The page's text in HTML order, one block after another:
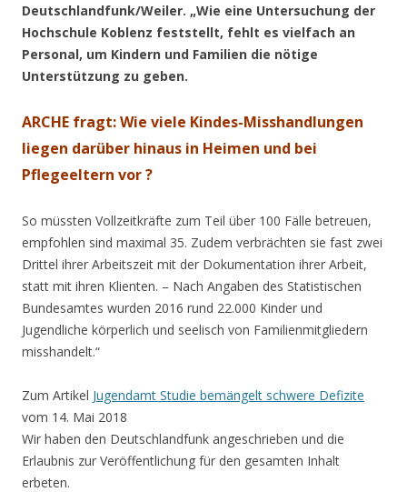
Deutschlandfunk/Weiler. „Wie eine Untersuchung der
Hochschule Koblenz feststellt, fehlt es vielfach an
Personal, um Kindern und Familien die nötige
Unterstützung zu geben.
ARCHE fragt: Wie viele Kindes-Misshandlungen
liegen darüber hinaus in Heimen und bei
Pflegeeltern vor ?
So müssten Vollzeitkräfte zum Teil über 100 Fälle betreuen,
empfohlen sind maximal 35. Zudem verbrächten sie fast zwei
Drittel ihrer Arbeitszeit mit der Dokumentation ihrer Arbeit,
statt mit ihren Klienten. – Nach Angaben des Statistischen
Bundesamtes wurden 2016 rund 22.000 Kinder und
Jugendliche körperlich und seelisch von Familienmitgliedern
misshandelt.“
Zum Artikel Jugendamt Studie bemängelt schwere Defizite
vom 14. Mai 2018
Wir haben den Deutschlandfunk angeschrieben und die
Erlaubnis zur Veröffentlichung für den gesamten Inhalt
erbeten.